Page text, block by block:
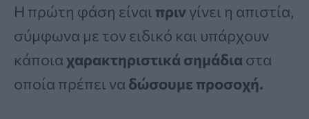
Η πρώτη φάση είναι πριν γίνει η απιστία,
σύμφωνα με τον ειδικό και υπάρχουν
κάποια χαρακτηριστικά σημάδια στα
οποία πρέπει να δώσουμε προσοχή.